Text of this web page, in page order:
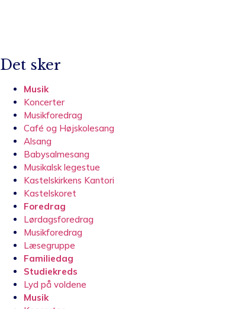
Det sker
Musik
Koncerter
Musikforedrag
Café og Højskolesang
Alsang
Babysalmesang
Musikalsk legestue
Kastelskirkens Kantori
Kastelskoret
Foredrag
Lørdagsforedrag
Musikforedrag
Læsegruppe
Familiedag
Studiekreds
Lyd på voldene
Musik